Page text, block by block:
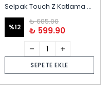
Selpak Touch Z Katlama Dispenser Havlu 200 Yaprak 12 Paket
%12
₺ 685.00
₺ 599.90
SEPETE EKLE